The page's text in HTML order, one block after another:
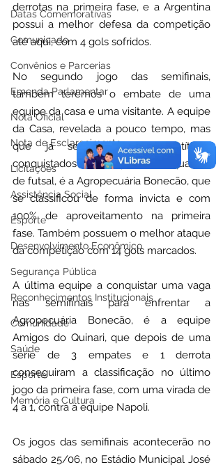
Datas Comemorativas
Comunicado
Convênios e Parcerias
Emenda Parlamentar
Nota Oficial
Nota de Esclarecimento
Licitações
Assistência Social
Esporte
Desenvolvimento Econômico
Segurança Pública
Reconhecimentos Institucionais
Comunidade
Saúde
Esporte
Memória e Cultura
derrotas na primeira fase, e a Argentina
possui a melhor defesa da competição
até aqui, com 4 gols sofridos.
No segundo jogo das semifinais,
também teremos o embate de uma
equipe da casa e uma visitante. A equipe
da Casa, revelada a pouco tempo, mas
que já se destaca com títulos
conquistados no campo e nas quadras
de futsal, é a Agropecuária Bonecão, que
se classificou de forma invicta e com
100% de aproveitamento na primeira
fase. Também possuem o melhor ataque
da competição com 14 gols marcados.
A última equipe a conquistar uma vaga
nas semifinais para enfrentar a
Agropecuária Bonecão, é a equipe
Amigos do Quinari, que depois de uma
série de 3 empates e 1 derrota
conseguiram a classificação no último
jogo da primeira fase, com uma virada de
4 a 1, contra a equipe Napoli.
Os jogos das semifinais acontecerão no
sábado 25/06, no Estádio Municipal José